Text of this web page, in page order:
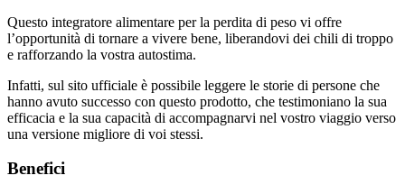
Questo integratore alimentare per la perdita di peso vi offre
l’opportunità di tornare a vivere bene, liberandovi dei chili di troppo
e rafforzando la vostra autostima.
Infatti, sul sito ufficiale è possibile leggere le storie di persone che
hanno avuto successo con questo prodotto, che testimoniano la sua
efficacia e la sua capacità di accompagnarvi nel vostro viaggio verso
una versione migliore di voi stessi.
Benefici